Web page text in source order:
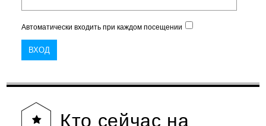
Автоматически входить при каждом посещении
Кто сейчас на